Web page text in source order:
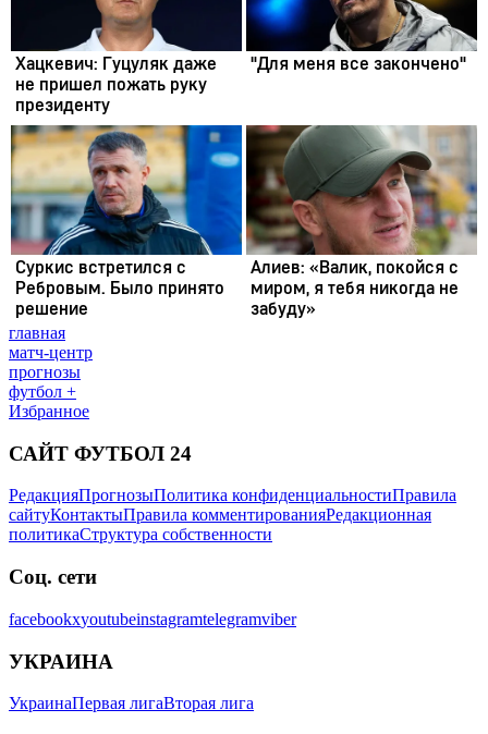
главная
матч-центр
прогнозы
футбол +
Избранное
САЙТ ФУТБОЛ 24
РедакцияПрогнозыПолитика конфиденциальностиПравила
сайтуКонтактыПравила комментированияРедакционная
политикаСтруктура собственности
Соц. сети
facebookxyoutubeinstagramtelegramviber
УКРАИНА
УкраинаПервая лигаВторая лига